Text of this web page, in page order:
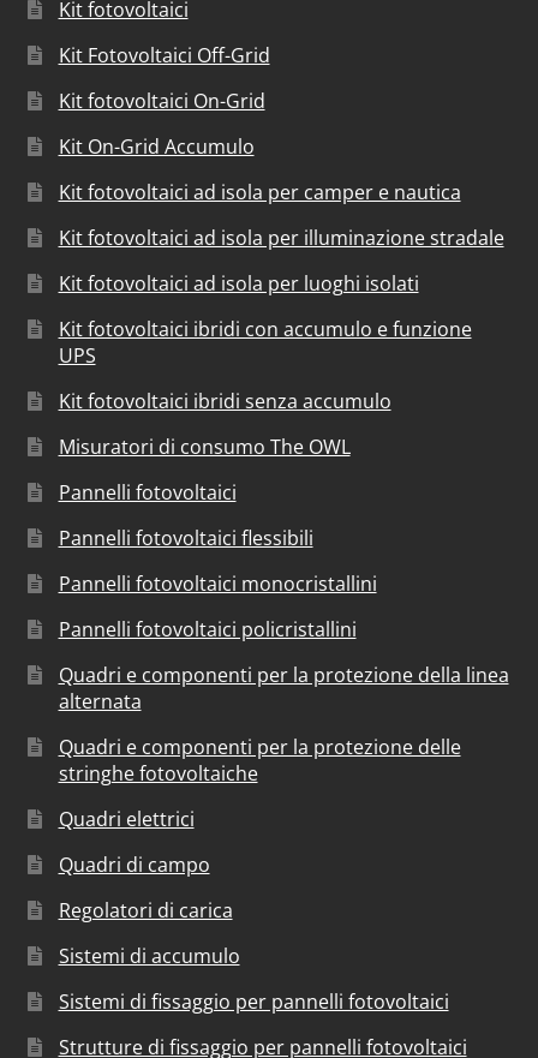
Kit fotovoltaici
Kit Fotovoltaici Off-Grid
Kit fotovoltaici On-Grid
Kit On-Grid Accumulo
Kit fotovoltaici ad isola per camper e nautica
Kit fotovoltaici ad isola per illuminazione stradale
Kit fotovoltaici ad isola per luoghi isolati
Kit fotovoltaici ibridi con accumulo e funzione
UPS
Kit fotovoltaici ibridi senza accumulo
Misuratori di consumo The OWL
Pannelli fotovoltaici
Pannelli fotovoltaici flessibili
Pannelli fotovoltaici monocristallini
Pannelli fotovoltaici policristallini
Quadri e componenti per la protezione della linea
alternata
Quadri e componenti per la protezione delle
stringhe fotovoltaiche
Quadri elettrici
Quadri di campo
Regolatori di carica
Sistemi di accumulo
Sistemi di fissaggio per pannelli fotovoltaici
Strutture di fissaggio per pannelli fotovoltaici